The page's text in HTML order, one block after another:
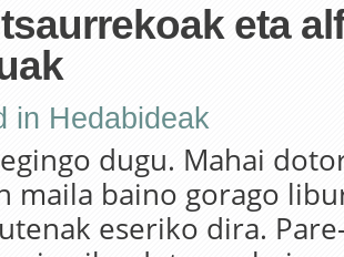
eta
in Hedabideak
dugu. Mahai
maila baino gorago
eseriko dira.